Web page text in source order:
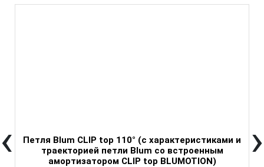
Петля Blum CLIP top 110° (с характеристиками и
траекторией петли Blum со встроенным
амортизатором CLIP top BLUMOTION)
‹ ›